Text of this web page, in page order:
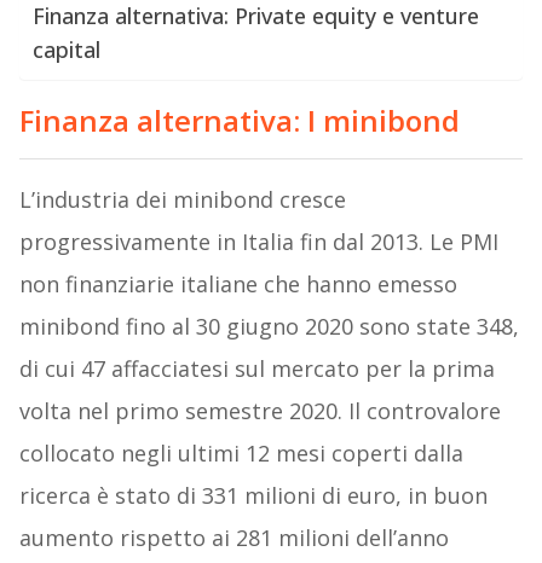
Finanza alternativa: Private equity e venture
capital
Finanza alternativa: I minibond
L’industria dei minibond cresce
progressivamente in Italia fin dal 2013. Le PMI
non finanziarie italiane che hanno emesso
minibond fino al 30 giugno 2020 sono state 348,
di cui 47 affacciatesi sul mercato per la prima
volta nel primo semestre 2020. Il controvalore
collocato negli ultimi 12 mesi coperti dalla
ricerca è stato di 331 milioni di euro, in buon
aumento rispetto ai 281 milioni dell’anno